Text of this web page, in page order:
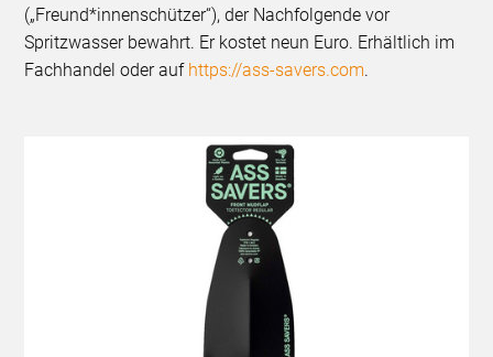
(„Freund*innenschützer“), der Nachfolgende vor
Spritzwasser bewahrt. Er kostet neun Euro. Erhältlich im
Fachhandel oder auf https://ass-savers.com.